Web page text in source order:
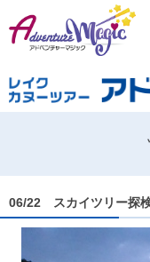
06/22 スカイツリー探